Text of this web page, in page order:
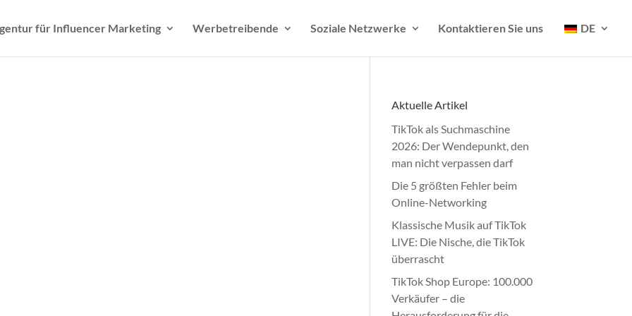
für Influencer Marketing Werbetreibende Soziale Netzwerke Kontaktieren Sie uns DE
Aktuelle Artikel
TikTok als Suchmaschine
2026: Der Wendepunkt, den
man nicht verpassen darf
Die 5 größten Fehler beim
Online-Networking
Klassische Musik auf TikTok
LIVE: Die Nische, die TikTok
überrascht
TikTok Shop Europe: 100.000
Verkäufer – die